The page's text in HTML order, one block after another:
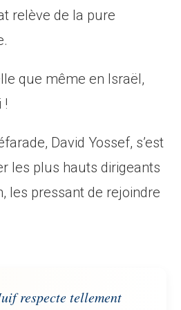
relève de la pure
que même en Israël,
!
David Yossef, s’est
les plus hauts dirigeants
les pressant de rejoindre
respecte tellement